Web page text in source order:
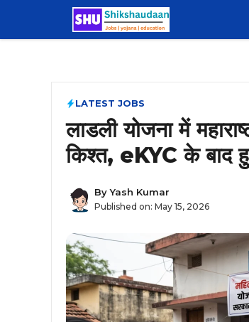
content
LATEST JOBS
लाडली योजना में
किश्त, eKYC के बाद
ByYash Kumar
Published on: May 15, 2026